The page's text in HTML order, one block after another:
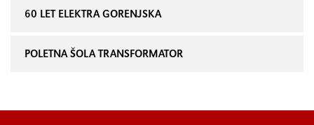
60 LET ELEKTRA GORENJSKA
POLETNA ŠOLA TRANSFORMATOR